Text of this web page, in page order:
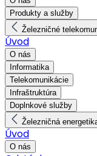
Produkty a služby
Železničné
Úvod
O nás
Informatika
Telekomunikácie
Infraštruktúra
Doplnkové služby
Železničná
Úvod
O nás